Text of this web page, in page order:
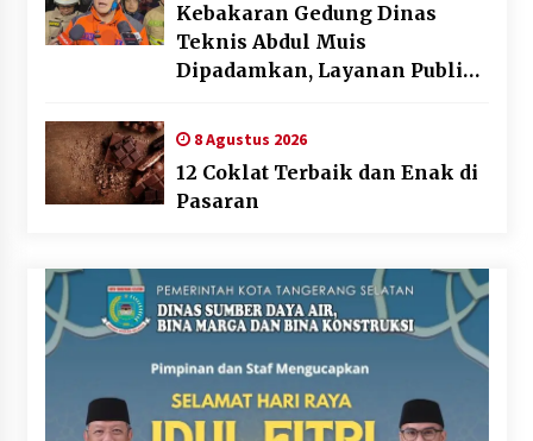
Kebakaran Gedung Dinas
Teknis Abdul Muis
Dipadamkan, Layanan Publik
8 Agustus 2026
12 Coklat Terbaik dan Enak di
Pasaran